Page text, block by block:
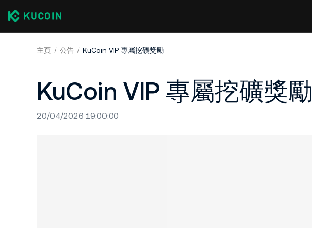
主頁 公告 KuCoin VIP 專屬挖礦獎勵
KuCoin VIP 專屬挖礦獎勵
20/04/2026 19:00:00